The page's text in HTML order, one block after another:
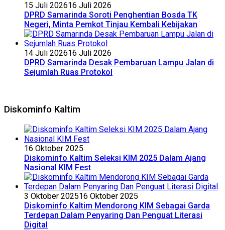
15 Juli 202616 Juli 2026
DPRD Samarinda Soroti Penghentian Bosda TK
Negeri, Minta Pemkot Tinjau Kembali Kebijakan
14 Juli 202616 Juli 2026
DPRD Samarinda Desak Pembaruan Lampu Jalan di
Sejumlah Ruas Protokol
Diskominfo Kaltim
16 Oktober 2025
Diskominfo Kaltim Seleksi KIM 2025 Dalam Ajang
Nasional KIM Fest
3 Oktober 202516 Oktober 2025
Diskominfo Kaltim Mendorong KIM Sebagai Garda
Terdepan Dalam Penyaring Dan Penguat Literasi
Digital